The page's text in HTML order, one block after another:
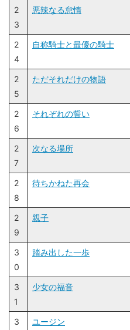
2
3
悪辣なる怠惰
2
4
自称騎士と最優の騎士
2
5
ただそれだけの物語
2
6
それぞれの誓い
2
7
次なる場所
2
8
待ちかねた再会
2
9
親子
3
0
踏み出した一歩
3
1
少女の福音
3
ユージン